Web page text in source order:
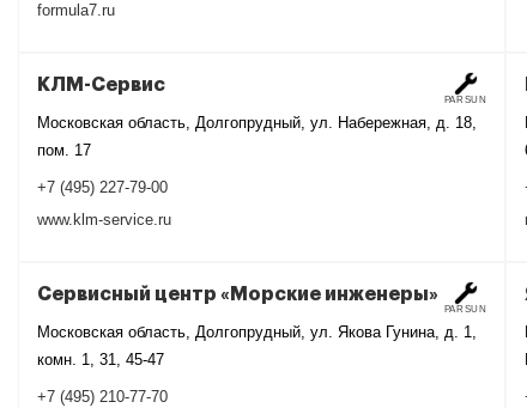
formula7.ru
КЛМ-Сервис
Московская область, Долгопрудный, ул. Набережная, д. 18,
пом. 17
+7 (495) 227-79-00
www.klm-service.ru
PARSUN
Сервисный центр «Морские инженеры»
Московская область, Долгопрудный, ул. Якова Гунина, д. 1,
комн. 1, 31, 45-47
+7 (495) 210-77-70
PARSUN